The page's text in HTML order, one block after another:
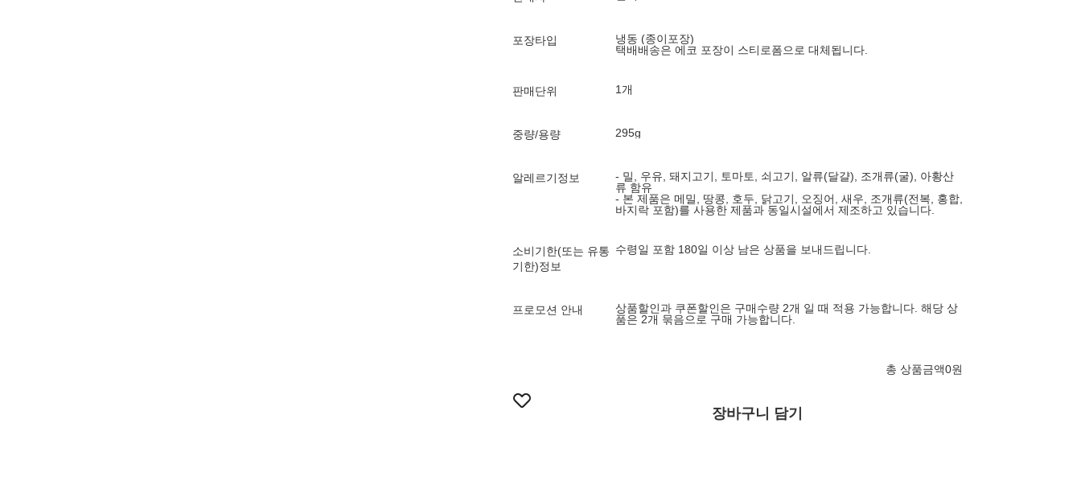
포장타입
냉동 (종이포장)
택배배송은 에코 포장이 스티로폼으로 대체됩니다.
판매단위 1개
중량/용량 295g
알레르기정보
- 밀, 우유, 돼지고기, 토마토, 쇠고기, 알류(달걀), 조개류(굴), 아황산
류 함유
- 본 제품은 메밀, 땅콩, 호두, 닭고기, 오징어, 새우, 조개류(전복, 홍합,
바지락 포함)를 사용한 제품과 동일시설에서 제조하고 있습니다.
소비기한(또는 유통
기한)정보
수령일 포함 180일 이상 남은 상품을 보내드립니다.
프로모션 안내
상품할인과 쿠폰할인은 구매수량 2개 일 때 적용 가능합니다. 해당 상
품은 2개 묶음으로 구매 가능합니다.
총 상품금액0원
장바구니 담기